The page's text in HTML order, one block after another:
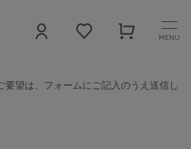
MENU
要望は、フォームにご記入のうえ送信し